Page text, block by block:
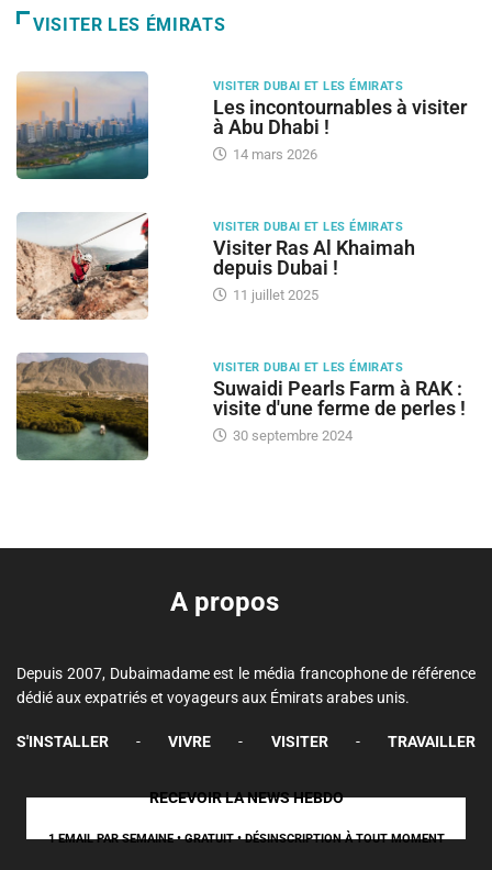
VISITER LES ÉMIRATS
VISITER DUBAI ET LES ÉMIRATS
Les incontournables à visiter
à Abu Dhabi !
14 mars 2026
VISITER DUBAI ET LES ÉMIRATS
Visiter Ras Al Khaimah
depuis Dubai !
11 juillet 2025
VISITER DUBAI ET LES ÉMIRATS
Suwaidi Pearls Farm à RAK :
visite d'une ferme de perles !
30 septembre 2024
A propos
Depuis 2007, Dubaimadame est le média francophone de référence
dédié aux expatriés et voyageurs aux Émirats arabes unis.
S'INSTALLER - VIVRE - VISITER - TRAVAILLER
RECEVOIR LA NEWS HEBDO
1 EMAIL PAR SEMAINE • GRATUIT • DÉSINSCRIPTION À TOUT MOMENT